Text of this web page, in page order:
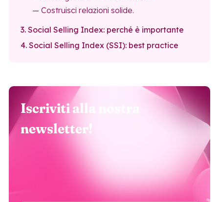
— Costruisci relazioni solide.
3. Social Selling Index: perché è importante
4. Social Selling Index (SSI): best practice
Iscriviti alla nostra
newsletter!